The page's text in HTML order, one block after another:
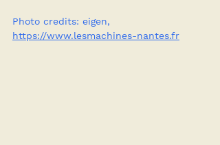
Photo credits: eigen,
https://www.lesmachines-nantes.fr